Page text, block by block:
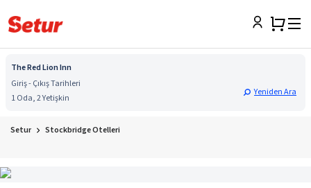
The Red Lion Inn
Giriş - Çıkış Tarihleri
1 Oda, 2 Yetişkin
Yeniden Ara
Setur Stockbridge Otelleri